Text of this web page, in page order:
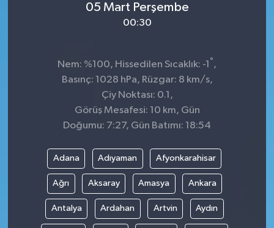
05 Mart Perşembe
00:30
Nem: %100, Hissedilen Sıcaklık: -1 ° ,
Basınç: 1028 hPa, Rüzgar: 8 km/s,
Çiy Noktası: 0.1,
Görüş Mesafesi: 10 km, Gün
Doğumu: 7:27, Gün Batımı: 18:54
Adana Adıyaman Afyonkarahisar
Ağrı Aksaray Amasya Ankara
Antalya Ardahan Artvin Aydın
Sağlık
Son Dakika
Spor
Teknoloji